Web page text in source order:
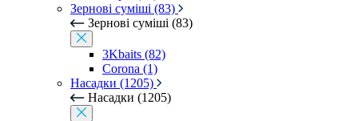
Зернові суміші (83)
Зернові суміші (83)
3Kbaits (82)
Corona (1)
Насадки (1205)
Насадки (1205)